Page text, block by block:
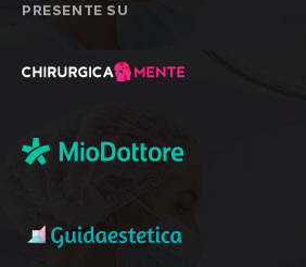
PRESENTE SU